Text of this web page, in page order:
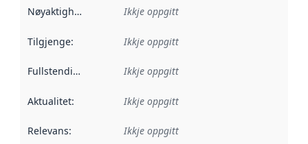
Nøyaktigheit Ikkje oppgitt
Tilgjenge: Ikkje oppgitt
Fullstendigheit Ikkje oppgitt
Aktualitet: Ikkje oppgitt
Relevans: Ikkje oppgitt